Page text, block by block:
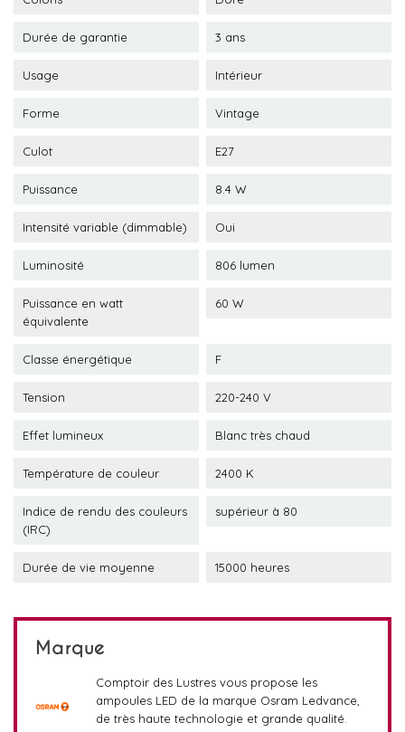
Durée de garantie 3 ans
Usage Intérieur
Forme Vintage
Culot E27
Puissance 8.4 W
Intensité variable (dimmable) Oui
Luminosité 806 lumen
Puissance en watt
équivalente
60 W
Classe énergétique F
Tension 220-240 V
Effet lumineux Blanc très chaud
Température de couleur 2400 K
Indice de rendu des couleurs
(IRC)
supérieur à 80
Durée de vie moyenne 15000 heures
Marque
Comptoir des Lustres vous propose les
ampoules LED de la marque Osram Ledvance,
de très haute technologie et grande qualité.